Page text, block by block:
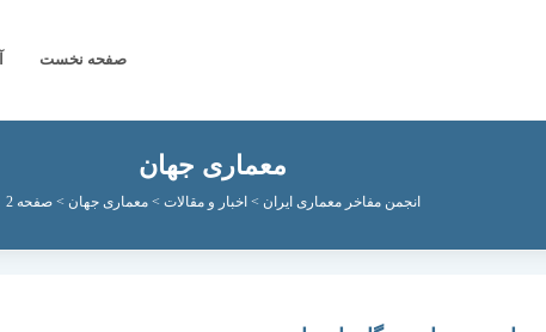
صفحه نخست
معماری جهان
انجمن مفاخر معماری ایران > اخبار و مقالات >معماری جهان >صفحه 2